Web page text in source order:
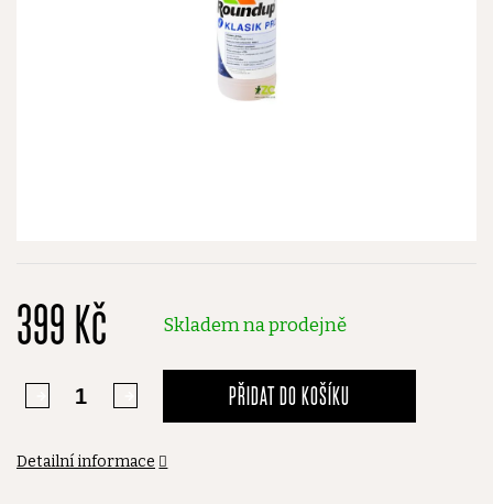
399 Kč Skladem na prodejně
PŘIDAT DO KOŠÍKU
Detailní informace